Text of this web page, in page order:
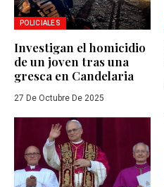
POLICIALES
Investigan el homicidio
de un joven tras una
gresca en Candelaria
27 De Octubre De 2025